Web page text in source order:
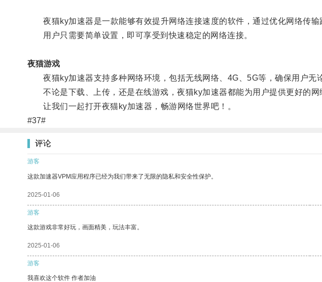
夜猫ky加速器是一款能够有效提升网络连接速度的软件，通过优化网络传输
用户只需要简单设置，即可享受到快速稳定的网络连接。
夜猫游戏
夜猫ky加速器支持多种网络环境，包括无线网络、4G、5G等，确保用户无
不论是下载、上传，还是在线游戏，夜猫ky加速器都能为用户提供更好的网
让我们一起打开夜猫ky加速器，畅游网络世界吧！。
#37#
评论
游客
这款加速器VPM应用程序已经为我们带来了无限的隐私和安全性保护。
2025-01-06
游客
这款游戏非常好玩，画面精美，玩法丰富。
2025-01-06
游客
我喜欢这个软件 作者加油